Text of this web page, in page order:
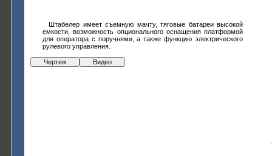
Штабелер имеет съемную мачту, тяговые батареи высокой
емкости, возможность опционального оснащения платформой
для оператора с поручнями, а также функцию электрического
рулевого управления.
Чертеж Видео